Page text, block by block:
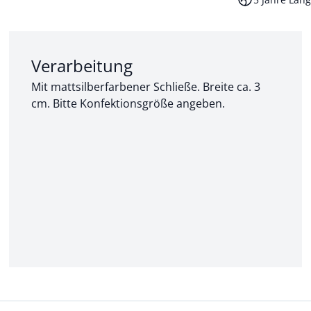
Abschnitt 2 von 3:
Verarbeitung
Mit mattsilberfarbener Schließe. Breite ca. 3
cm. Bitte Konfektionsgröße angeben.